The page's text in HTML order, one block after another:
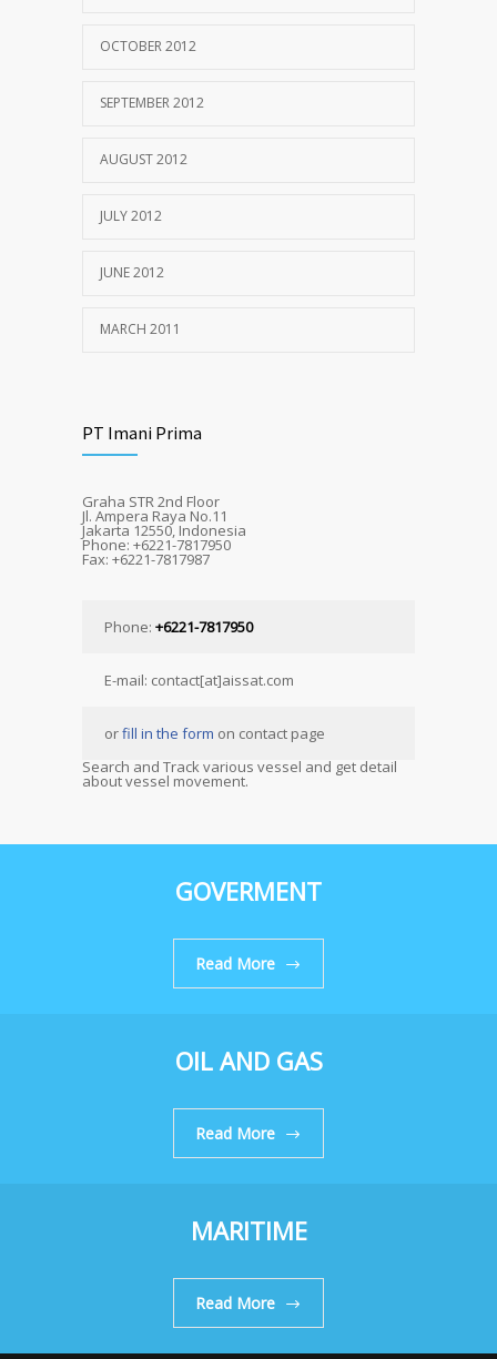
OCTOBER 2012
SEPTEMBER 2012
AUGUST 2012
JULY 2012
JUNE 2012
MARCH 2011
PT Imani Prima
Graha STR 2nd Floor
Jl. Ampera Raya No.11
Jakarta 12550, Indonesia
Phone: +6221-7817950
Fax: +6221-7817987
Phone: +6221-7817950
E-mail: contact[at]aissat.com
orfill in the form on contact page
Search and Track various vessel and get detail
about vessel movement.
GOVERMENT
Read More
OIL AND GAS
Read More
MARITIME
Read More